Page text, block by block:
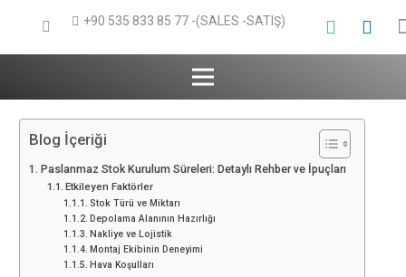
+90 535 833 85 77 -(SALES -SATIŞ)
Blog İçeriği
Paslanmaz Stok Kurulum Süreleri: Detaylı Rehber ve İpuçları
Etkileyen Faktörler
Stok Türü ve Miktarı
Depolama Alanının Hazırlığı
Nakliye ve Lojistik
Montaj Ekibinin Deneyimi
Hava Koşulları